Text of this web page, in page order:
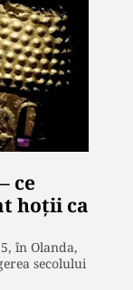
ce
hoții ca
în Olanda,
secolului